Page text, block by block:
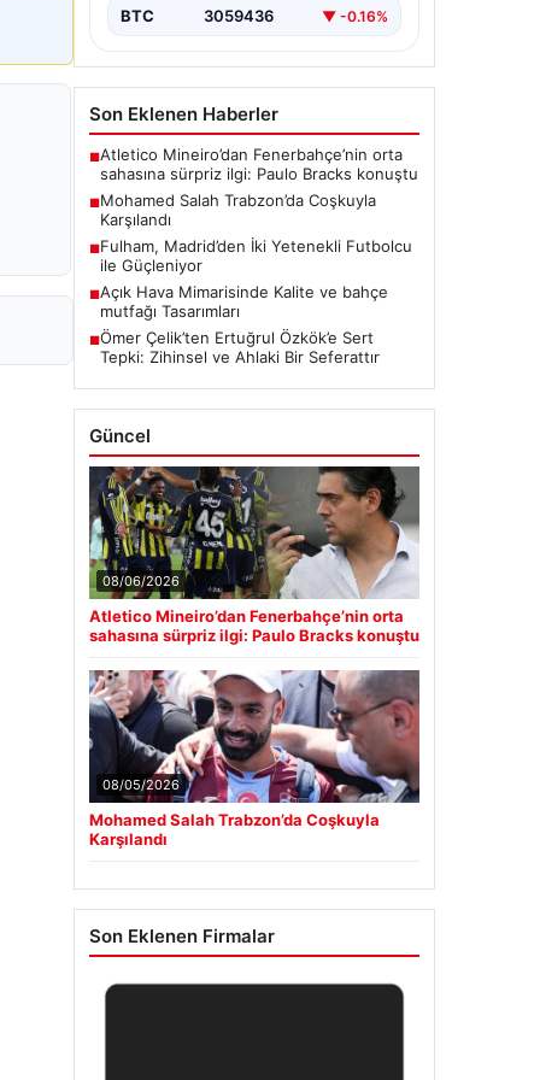
BTC 3059436 ▼ -0.16%
Son Eklenen Haberler
■Atletico Mineiro’dan Fenerbahçe’nin orta
sahasına sürpriz ilgi: Paulo Bracks konuştu
■Mohamed Salah Trabzon’da Coşkuyla
Karşılandı
■Fulham, Madrid’den İki Yetenekli Futbolcu
ile Güçleniyor
■Açık Hava Mimarisinde Kalite ve bahçe
mutfağı Tasarımları
■Ömer Çelik’ten Ertuğrul Özkök’e Sert
Tepki: Zihinsel ve Ahlaki Bir Seferattır
Güncel
08/06/2026
Atletico Mineiro’dan Fenerbahçe’nin orta
sahasına sürpriz ilgi: Paulo Bracks konuştu
08/05/2026
Mohamed Salah Trabzon’da Coşkuyla
Karşılandı
Son Eklenen Firmalar